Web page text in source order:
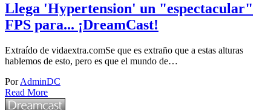
Llega 'Hypertension' un "espectacular"
FPS para... ¡DreamCast!
Extraído de vidaextra.comSe que es extraño que a estas alturas
hablemos de esto, pero es que el mundo de…
PorAdminDC
Read More